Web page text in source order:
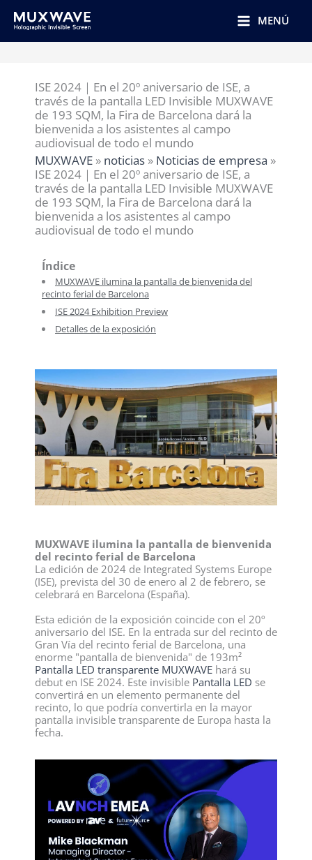
MENÚ
ISE 2024｜En el 20º aniversario de ISE, a
través de la pantalla LED Invisible MUXWAVE
de 193 SQM, la Fira de Barcelona dará la
bienvenida a los asistentes al campo
audiovisual de todo el mundo
MUXWAVE » noticias » Noticias de empresa »
ISE 2024｜En el 20º aniversario de ISE, a
través de la pantalla LED Invisible MUXWAVE
de 193 SQM, la Fira de Barcelona dará la
bienvenida a los asistentes al campo
audiovisual de todo el mundo
Índice
MUXWAVE ilumina la pantalla de bienvenida del
recinto ferial de Barcelona
ISE 2024 Exhibition Preview
Detalles de la exposición
MUXWAVE ilumina la pantalla de bienvenida
del recinto ferial de Barcelona
La edición de 2024 de Integrated Systems Europe
(ISE), prevista del 30 de enero al 2 de febrero, se
celebrará en Barcelona (España).
Esta edición de la exposición coincide con el 20º
aniversario del ISE. En la entrada sur del recinto de
Gran Vía del recinto ferial de Barcelona, una
enorme "pantalla de bienvenida" de 193m²
Pantalla LED transparente MUXWAVE hará su
debut en ISE 2024. Este invisible Pantalla LED se
convertirá en un elemento permanente del
recinto, lo que podría convertirla en la mayor
pantalla invisible transparente de Europa hasta la
fecha.